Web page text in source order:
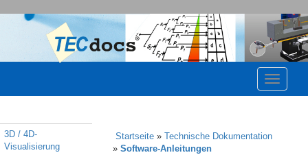
3D / 4D-
Visualisierung
Startseite »Technische Dokumentation
»Software-Anleitungen